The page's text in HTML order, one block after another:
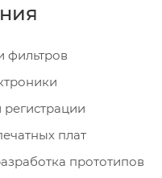
фильтров
плат
прототипов